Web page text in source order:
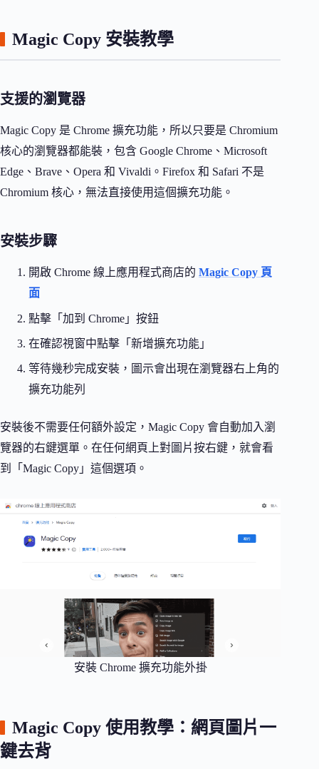
Magic Copy 安裝教學
支援的瀏覽器
Magic Copy 是 Chrome 擴充功能，所以只要是 Chromium
核心的瀏覽器都能裝，包含 Google Chrome、Microsoft
Edge、Brave、Opera 和 Vivaldi。Firefox 和 Safari 不是
Chromium 核心，無法直接使用這個擴充功能。
安裝步驟
開啟 Chrome 線上應用程式商店的 Magic Copy 頁
面
點擊「加到 Chrome」按鈕
在確認視窗中點擊「新增擴充功能」
等待幾秒完成安裝，圖示會出現在瀏覽器右上角的
擴充功能列
安裝後不需要任何額外設定，Magic Copy 會自動加入瀏
覽器的右鍵選單。在任何網頁上對圖片按右鍵，就會看
到「Magic Copy」這個選項。
安裝 Chrome 擴充功能外掛
Magic Copy 使用教學：網頁圖片一
鍵去背